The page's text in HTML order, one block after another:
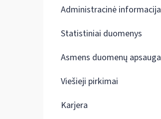
Administracinė informacija
Statistiniai duomenys
Asmens duomenų apsauga
Viešieji pirkimai
Karjera